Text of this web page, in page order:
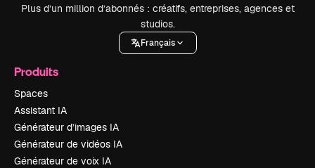
Plus d’un million d’abonnés : créatifs, entreprises, agences et
studios.
Français
Produits
Spaces
Assistant IA
Générateur d’images IA
Générateur de vidéos IA
Générateur de voix IA